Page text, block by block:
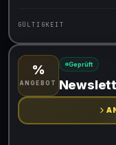
GÜLTIGKEIT
Gültig für
%
ANGEBOT
Geprüft